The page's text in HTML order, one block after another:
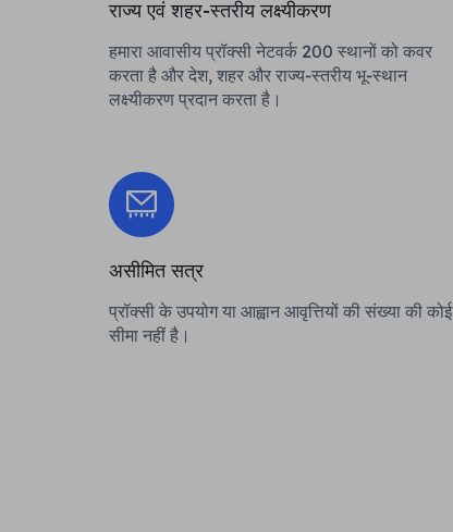
राज्य एवं शहर-स्तरीय लक्ष्यीकरण
हमारा आवासीय प्रॉक्सी नेटवर्क 200 स्थानों को कवर
करता है और देश, शहर और राज्य-स्तरीय भू-स्थान
लक्ष्यीकरण प्रदान करता है।
असीमित सत्र
प्रॉक्सी के उपयोग या आह्वान आवृत्तियों की संख्या की कोई
सीमा नहीं है।